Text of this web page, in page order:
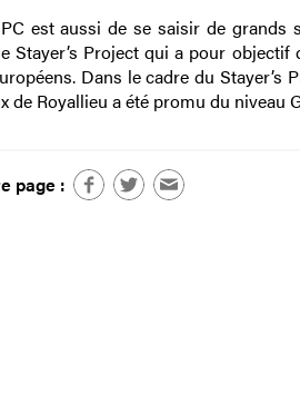
est aussi de se saisir de
Stayer’s Project qui a pour
Dans le cadre du Stayer’s
de Royallieu a été promu du niveau
page :